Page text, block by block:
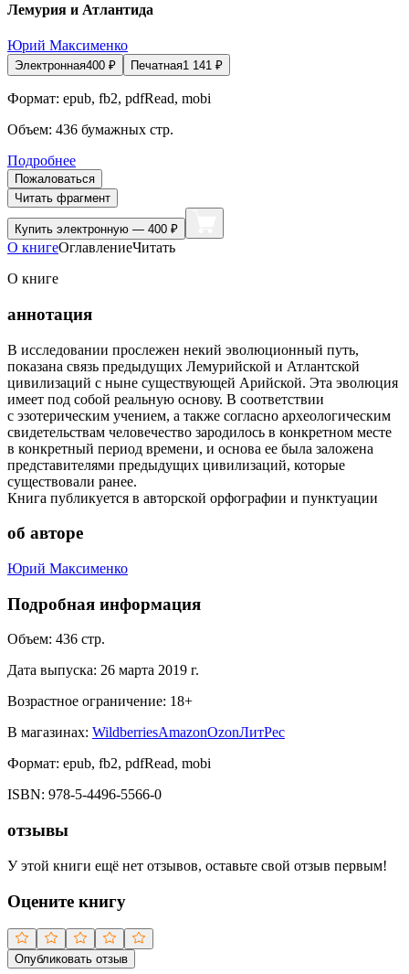
Лемурия и Атлантида
Юрий Максименко
Электронная400 ₽ Печатная1 141 ₽
Формат: epub, fb2, pdfRead, mobi
Объем: 436 бумажных стр.
Подробнее
Пожаловаться
Читать фрагмент
Купить электронную — 400 ₽
О книгеОглавлениеЧитать
О книге
аннотация
В исследовании прослежен некий эволюционный путь,
показана связь предыдущих Лемурийской и Атлантской
цивилизаций с ныне существующей Арийской. Эта эволюция
имеет под собой реальную основу. В соответствии
с эзотерическим учением, а также согласно археологическим
свидетельствам человечество зародилось в конкретном месте
в конкретный период времени, и основа ее была заложена
представителями предыдущих цивилизаций, которые
существовали ранее.
Книга публикуется в авторской орфографии и пунктуации
об авторе
Юрий Максименко
Подробная информация
Объем: 436 стр.
Дата выпуска: 26 марта 2019 г.
Возрастное ограничение: 18+
В магазинах: WildberriesAmazonOzonЛитРес
Формат: epub, fb2, pdfRead, mobi
ISBN: 978-5-4496-5566-0
отзывы
У этой книги ещё нет отзывов, оставьте свой отзыв первым!
Оцените книгу
Опубликовать отзыв